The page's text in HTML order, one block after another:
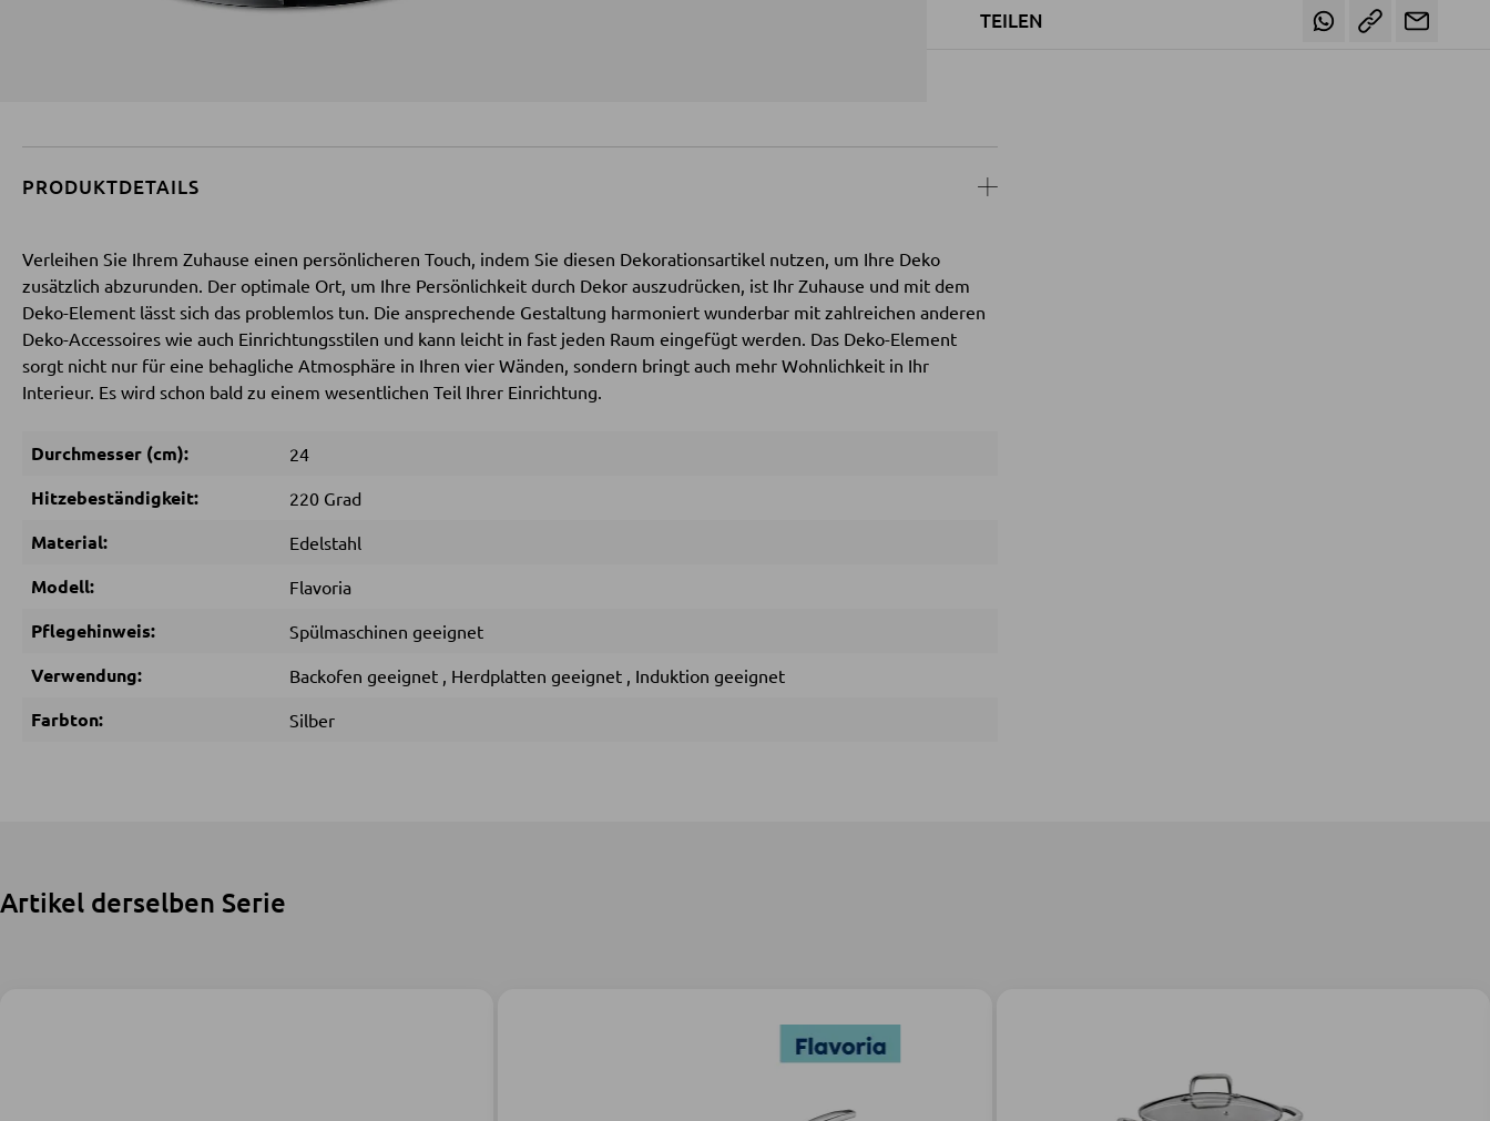
TEILEN
PRODUKTDETAILS
Verleihen Sie Ihrem Zuhause einen persönlicheren Touch, indem Sie diesen Dekorationsartikel nutzen, um Ihre Deko
zusätzlich abzurunden. Der optimale Ort, um Ihre Persönlichkeit durch Dekor auszudrücken, ist Ihr Zuhause und mit dem
Deko-Element lässt sich das problemlos tun. Die ansprechende Gestaltung harmoniert wunderbar mit zahlreichen anderen
Deko-Accessoires wie auch Einrichtungsstilen und kann leicht in fast jeden Raum eingefügt werden. Das Deko-Element
sorgt nicht nur für eine behagliche Atmosphäre in Ihren vier Wänden, sondern bringt auch mehr Wohnlichkeit in Ihr
Interieur. Es wird schon bald zu einem wesentlichen Teil Ihrer Einrichtung.
Durchmesser (cm): 24
Hitzebeständigkeit: 220 Grad
Material: Edelstahl
Modell: Flavoria
Pflegehinweis: Spülmaschinen geeignet
Verwendung: Backofen geeignet , Herdplatten geeignet , Induktion geeignet
Farbton: Silber
Artikel derselben Serie